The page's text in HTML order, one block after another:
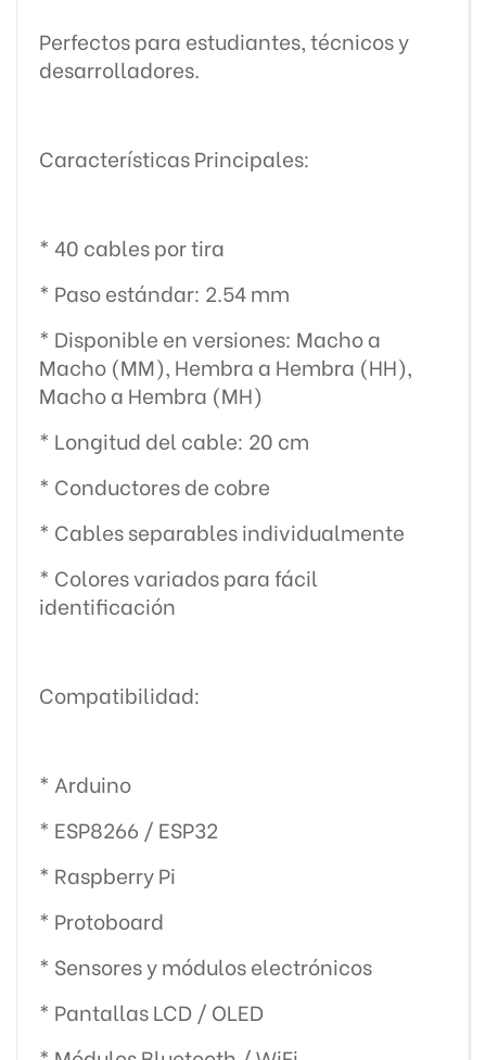
Perfectos para estudiantes, técnicos y
desarrolladores.
Características Principales:
* 40 cables por tira
* Paso estándar: 2.54 mm
* Disponible en versiones: Macho a
Macho (MM), Hembra a Hembra (HH),
Macho a Hembra (MH)
* Longitud del cable: 20 cm
* Conductores de cobre
* Cables separables individualmente
* Colores variados para fácil
identificación
Compatibilidad:
* Arduino
* ESP8266 / ESP32
* Raspberry Pi
* Protoboard
* Sensores y módulos electrónicos
* Pantallas LCD / OLED